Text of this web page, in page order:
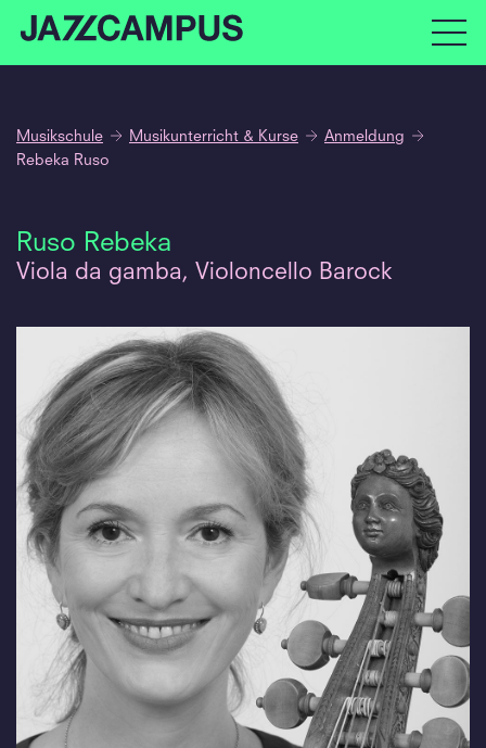
Musikschule Musikunterricht & Kurse
Anmeldung
Rebeka Ruso
Ruso Rebeka
Viola da gamba, Violoncello Barock